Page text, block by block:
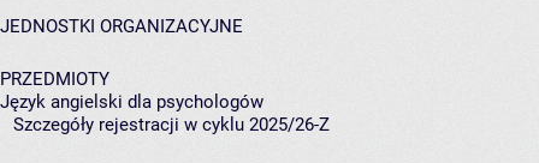
JEDNOSTKI ORGANIZACYJNE
PRZEDMIOTY
Język angielski dla psychologów
Szczegóły rejestracji w cyklu 2025/26-Z